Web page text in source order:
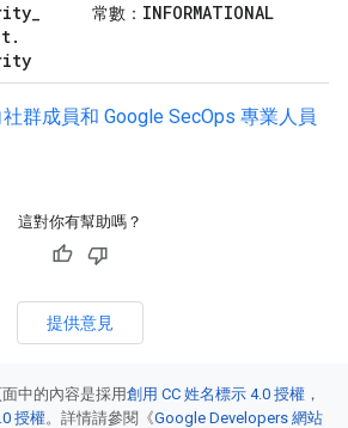
_
.
常數： INFORMATIONAL
社群成員和 Google SecOps 專業人員
這對你有幫助嗎？
提供意見
中的內容是採用創用 CC 姓名標示 4.0 授權 ，
授權。詳情請參閱《Google Developers 網站